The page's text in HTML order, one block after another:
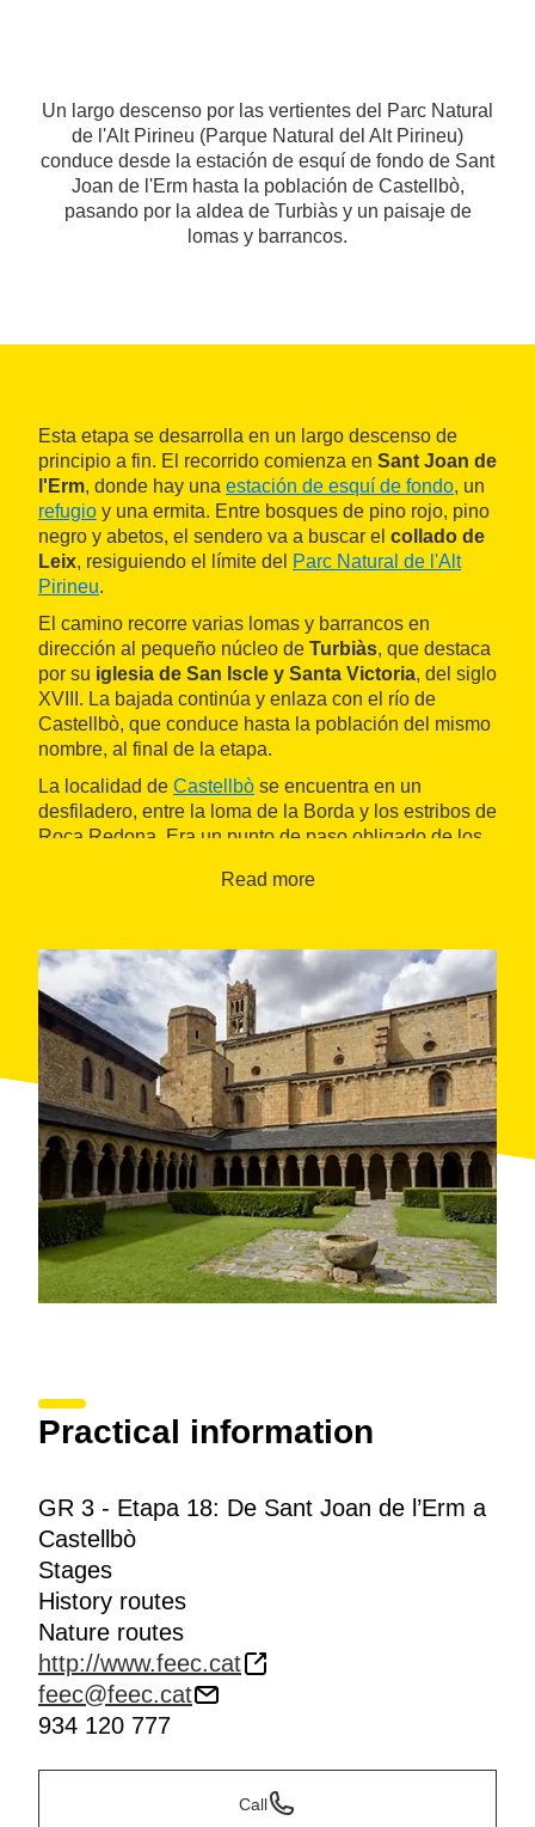
Un largo descenso por las vertientes del Parc Natural
de l'Alt Pirineu (Parque Natural del Alt Pirineu)
conduce desde la estación de esquí de fondo de Sant
Joan de l'Erm hasta la población de Castellbò,
pasando por la aldea de Turbiàs y un paisaje de
lomas y barrancos.
Esta etapa se desarrolla en un largo descenso de
principio a fin. El recorrido comienza en Sant Joan de
l'Erm, donde hay una estación de esquí de fondo, un
refugio y una ermita. Entre bosques de pino rojo, pino
negro y abetos, el sendero va a buscar el collado de
Leix, resiguiendo el límite del Parc Natural de l'Alt
Pirineu.
El camino recorre varias lomas y barrancos en
dirección al pequeño núcleo de Turbiàs, que destaca
por su iglesia de San Iscle y Santa Victoria, del siglo
XVIII. La bajada continúa y enlaza con el río de
Castellbò, que conduce hasta la población del mismo
nombre, al final de la etapa.
La localidad de Castellbò se encuentra en un
desfiladero, entre la loma de la Borda y los estribos de
Roca Redona. Era un punto de paso obligado de los
. Se pueden ver las ruinas del antiguo
pena acercarse a la antigua
colegiata de Santa María,
actualmente la iglesia parroquial de la población, de
grandes proporciones.
Read more
Practical information
GR 3 - Etapa 18: De Sant Joan de l’Erm a
Castellbò
Stages
History routes
Nature routes
http://www.feec.cat
feec@feec.cat
934 120 777
Call